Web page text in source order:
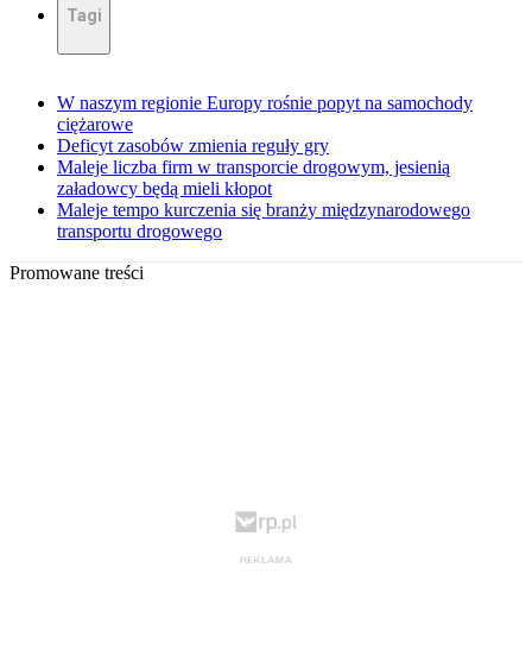
Tagi
W naszym regionie Europy rośnie popyt na samochody
ciężarowe
Deficyt zasobów zmienia reguły gry
Maleje liczba firm w transporcie drogowym, jesienią
załadowcy będą mieli kłopot
Maleje tempo kurczenia się branży międzynarodowego
transportu drogowego
Promowane treści